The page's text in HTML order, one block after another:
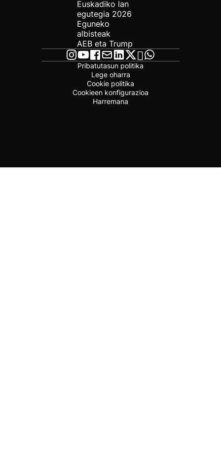
Euskadiko lan
egutegia 2026
Eguneko
albisteak
AEB eta Trump
Pribatutasun politika
Lege oharra
Cookie politika
Cookieen konfigurazioa
Harremana